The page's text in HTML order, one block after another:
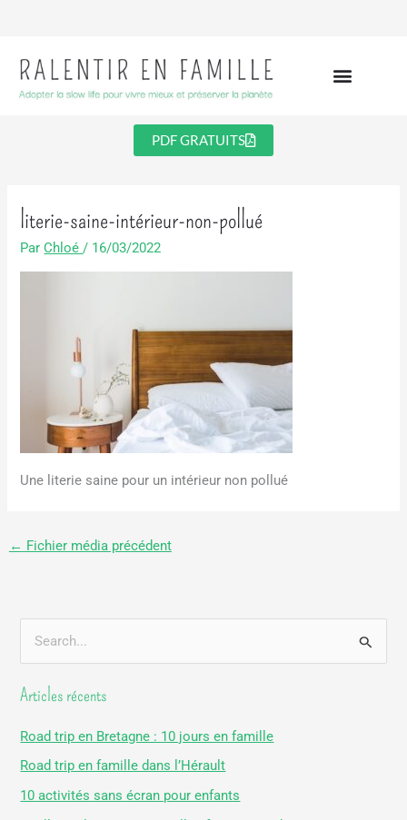
PDF GRATUITS
literie-saine-intérieur-non-pollué
ParChloé/ 16/03/2022
Une literie saine pour un intérieur non pollué
← Fichier média précédent
c
r
c
Articles récents
Road trip en Bretagne : 10 jours en famille
Road trip en famille dans l’Hérault
10 activités sans écran pour enfants